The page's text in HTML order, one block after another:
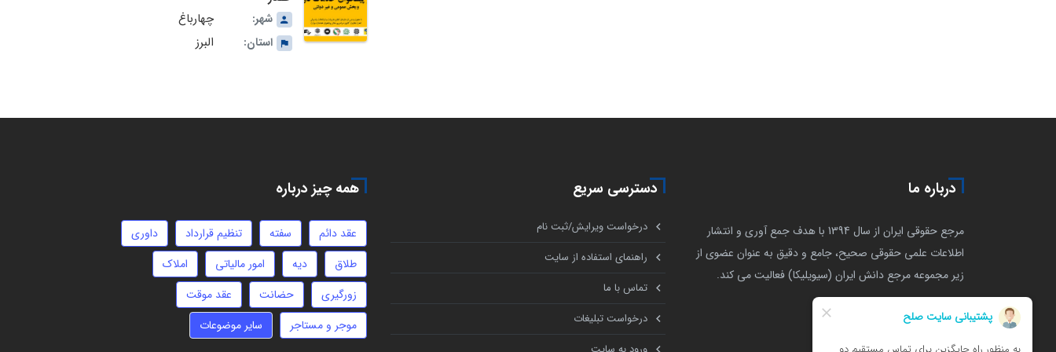
شهر:
چهارباغ
استان: البرز
درباره ما
مرجع حقوقی ایران از سال 1394 با هدف جمع آوری و انتشار
اطلاعات علمی حقوقی صحیح، جامع و دقیق به عنوان عضوی از
زیر مجموعه مرجع دانش ایران (سیویلیکا) فعالیت می کند.
دسترسی سریع
درخواست ویرایش/ثبت نام
راهنمای استفاده از سایت
تماس با ما
درخواست تبلیغات
همه چیز درباره
عقد دائم سفته تنظیم قرارداد
داوری
طلاق
دیه امور مالیاتی
املاک
زورگیری
حضانت
عقد موقت
موجر و مستاجر
سایر موضوعات